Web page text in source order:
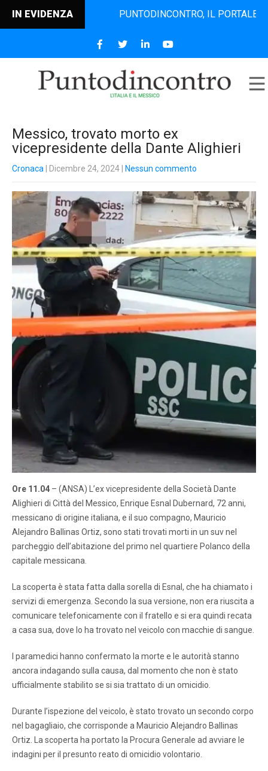
IN EVIDENZA PUNTODINCONTRO, IL PORTALE
Messico, trovato morto ex
vicepresidente della Dante Alighieri
Cronaca | Dicembre 24, 2024 Nessun commento
Ore 11.04 – (ANSA) L’ex vicepresidente della Società Dante
Alighieri di Città del Messico, Enrique Esnal Dubernard, 72 anni,
messicano di origine italiana, e il suo compagno, Mauricio
Alejandro Ballinas Ortiz, sono stati trovati morti in un suv nel
parcheggio dell’abitazione del primo nel quartiere Polanco della
capitale messicana.
La scoperta è stata fatta dalla sorella di Esnal, che ha chiamato i
servizi di emergenza. Secondo la sua versione, non era riuscita a
comunicare telefonicamente con il fratello e si era quindi recata
a casa sua, dove lo ha trovato nel veicolo con macchie di sangue.
I paramedici hanno confermato la morte e le autorità stanno
ancora indagando sulla causa, dal momento che non è stato
ufficialmente stabilito se si sia trattato di un omicidio.
Durante l’ispezione del veicolo, è stato trovato un secondo corpo
nel bagagliaio, che corrisponde a Mauricio Alejandro Ballinas
Ortiz. La scoperta ha portato la Procura Generale ad avviare le
indagini per il presunto reato di omicidio volontario.